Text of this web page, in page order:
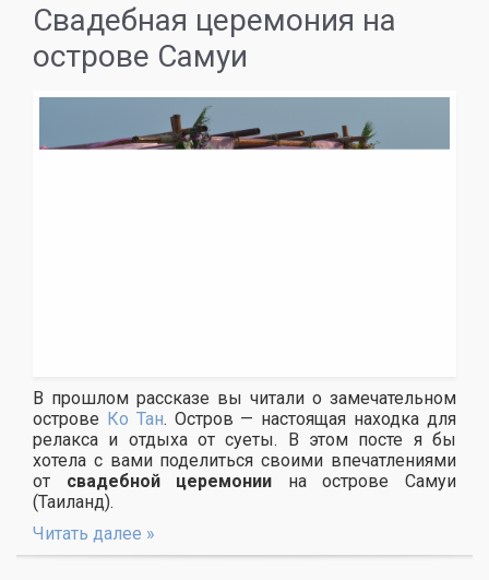
Свадебная церемония на
острове Самуи
В прошлом рассказе вы читали о замечательном
острове Ко Тан. Остров — настоящая находка для
релакса и отдыха от суеты. В этом посте я бы
хотела с вами поделиться своими впечатлениями
от свадебной церемонии на острове Самуи
(Таиланд).
Читать далее »